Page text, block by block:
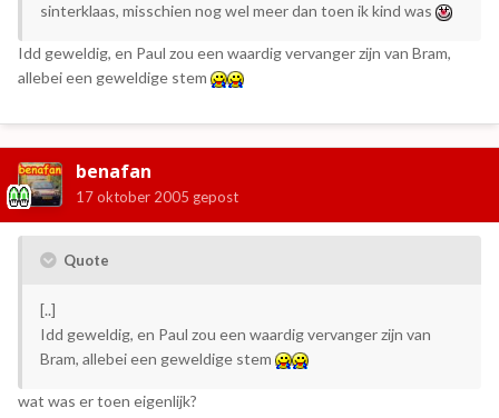
sinterklaas, misschien nog wel meer dan toen ik kind was
Idd geweldig, en Paul zou een waardig vervanger zijn van Bram,
allebei een geweldige stem
benafan
17 oktober 2005 gepost
Quote
[..]
Idd geweldig, en Paul zou een waardig vervanger zijn van
Bram, allebei een geweldige stem
wat was er toen eigenlijk?